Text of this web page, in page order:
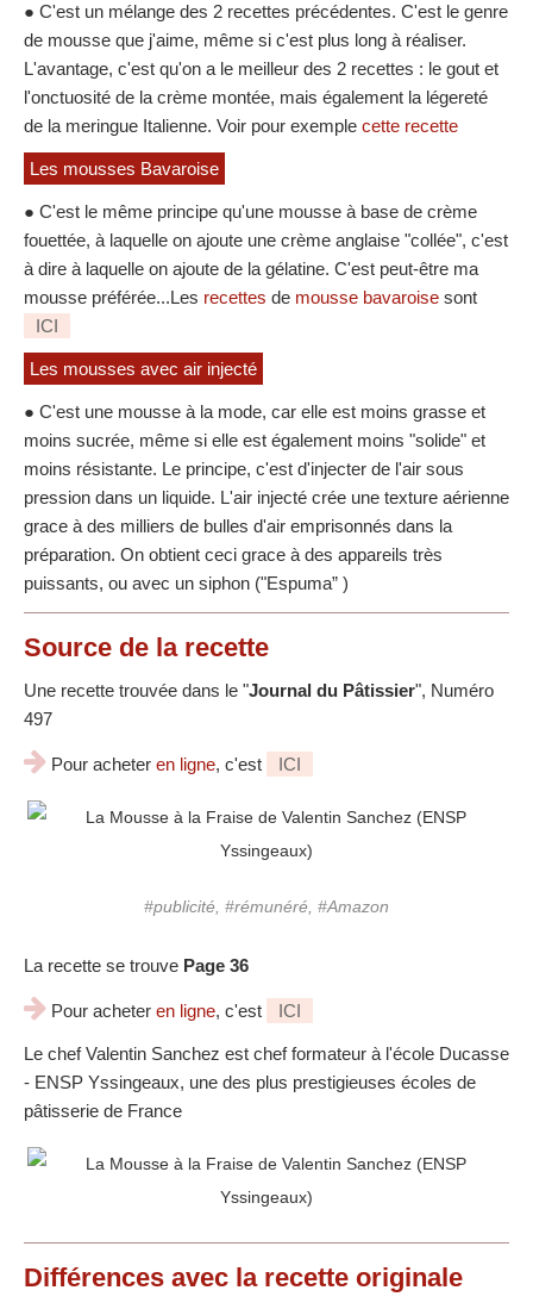
● C'est un mélange des 2 recettes précédentes. C'est le genre
de mousse que j'aime, même si c'est plus long à réaliser.
L'avantage, c'est qu'on a le meilleur des 2 recettes : le gout et
l'onctuosité de la crème montée, mais également la légereté
de la meringue Italienne. Voir pour exemple cette recette
Les mousses Bavaroise
● C'est le même principe qu'une mousse à base de crème
fouettée, à laquelle on ajoute une crème anglaise "collée", c'est
à dire à laquelle on ajoute de la gélatine. C'est peut-être ma
mousse préférée...Les recettes de mousse bavaroise sont
ICI
Les mousses avec air injecté
● C'est une mousse à la mode, car elle est moins grasse et
moins sucrée, même si elle est également moins "solide" et
moins résistante. Le principe, c'est d'injecter de l'air sous
pression dans un liquide. L'air injecté crée une texture aérienne
grace à des milliers de bulles d'air emprisonnés dans la
préparation. On obtient ceci grace à des appareils très
puissants, ou avec un siphon ("Espuma” )
Source de la recette
Une recette trouvée dans le "Journal du Pâtissier", Numéro
497
Pour acheter en ligne, c'est ICI
#publicité, #rémunéré, #Amazon
La recette se trouve Page 36
Pour acheter en ligne, c'est ICI
Le chef Valentin Sanchez est chef formateur à l'école Ducasse
- ENSP Yssingeaux, une des plus prestigieuses écoles de
pâtisserie de France
Différences avec la recette originale